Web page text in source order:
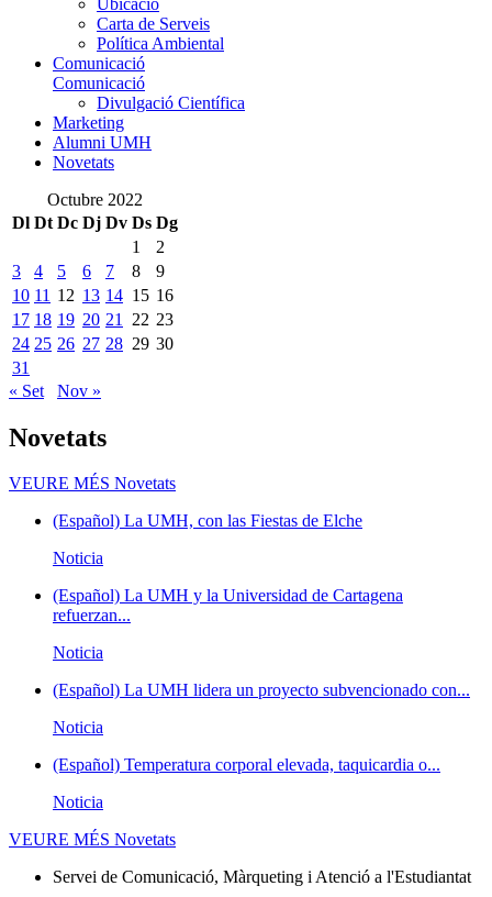
Carta de Serveis
Política Ambiental
Comunicació
Comunicació
Divulgació Científica
Marketing
Alumni UMH
Novetats
Octubre 2022
Dl Dt Dc Dj Dv Ds Dg
1
2
3
4 5 6 7 8
9
10 11 12 13 14 15 16
17 18 19 20 21 22 23
24 25 26 27 28 29 30
31
« Set
Nov »
Novetats
VEURE MÉS Novetats
(Español) La UMH, con las Fiestas de Elche
Noticia
(Español) La UMH y la Universidad de Cartagena
refuerzan...
Noticia
(Español) La UMH lidera un proyecto subvencionado con...
Noticia
(Español) Temperatura corporal elevada, taquicardia o...
Noticia
VEURE MÉS Novetats
Servei de Comunicació, Màrqueting i Atenció a l'Estudiantat